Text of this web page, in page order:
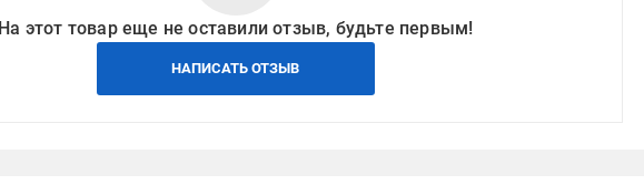
На этот товар еще не оставили отзыв, будьте первым!
НАПИСАТЬ ОТЗЫВ